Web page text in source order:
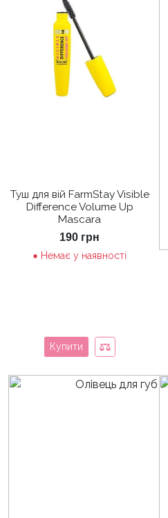
Туш для вій FarmStay Visible
Difference Volume Up
Mascara
190 грн
Немає у наявності
Купити